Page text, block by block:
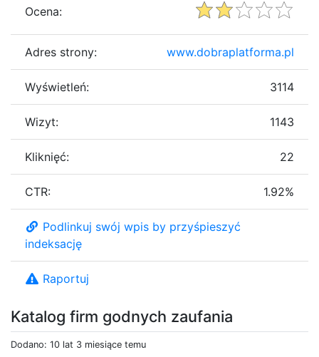
Katalog firm godnych zaufania
Dodano: 10 lat 3 miesiące temu
Ocena:
Adres strony: www.dobraplatforma.pl
Wyświetleń: 3114
Wizyt: 1143
Kliknięć: 22
CTR: 1.92%
Podlinkuj swój wpis by przyśpieszyć
indeksację
Raportuj